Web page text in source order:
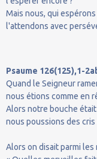
Mais nous, qui
l'attendons avec
Psaume 126(125),1-
Quand le Seigneur
nous étions comme en
Alors notre bouche
nous poussions des cris
Alors on disait parmi les